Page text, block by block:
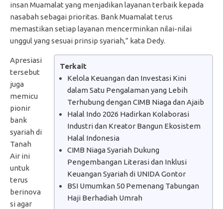
insan Muamalat yang menjadikan layanan terbaik kepada
nasabah sebagai prioritas. Bank Muamalat terus
memastikan setiap layanan mencerminkan nilai-nilai
unggul yang sesuai prinsip syariah,” kata Dedy.
Terkait
Kelola Keuangan dan Investasi Kini
dalam Satu Pengalaman yang Lebih
Terhubung dengan CIMB Niaga dan Ajaib
Halal Indo 2026 Hadirkan Kolaborasi
Industri dan Kreator Bangun Ekosistem
Halal Indonesia
CIMB Niaga Syariah Dukung
Pengembangan Literasi dan Inklusi
Keuangan Syariah di UNIDA Gontor
BSI Umumkan 50 Pemenang Tabungan
Haji Berhadiah Umrah
Apresiasi
tersebut
juga
memicu
pionir
bank
syariah di
Tanah
Air ini
untuk
terus
berinova
si agar